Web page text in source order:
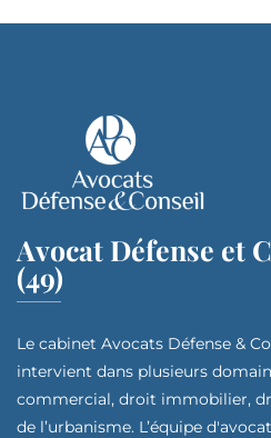
Avocat Défense et
(49)
Le cabinet Avocats Défense &
intervient dans plusieurs
commercial, droit immobilier,
de l’urbanisme. L’équipe